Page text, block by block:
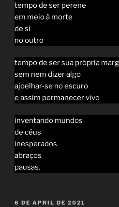
tempo de ser perene
em meio à morte
de si
no outro
tempo de ser sua própria
sem nem dizer algo
ajoelhar-se no escuro
e assim permanecer vivo
inventando mundos
de céus
inesperados
abraços
pausas.
POSTED
6 DE APRIL DE 2021